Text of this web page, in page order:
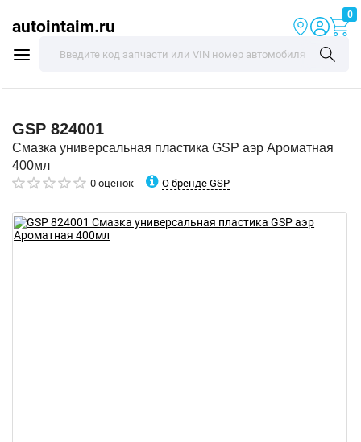
autointaim.ru
0
GSP 824001
Смазка универсальная пластика GSP аэр Ароматная
400мл
0 оценок О бренде GSP